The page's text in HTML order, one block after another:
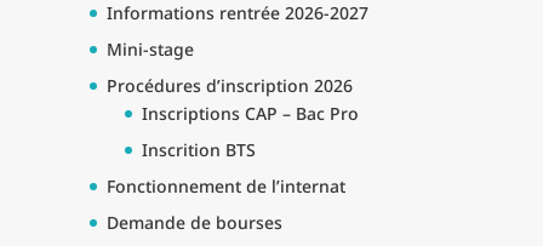
Informations rentrée 2026-2027
Mini-stage
Procédures d’inscription 2026
Inscriptions CAP – Bac Pro
Inscrition BTS
Fonctionnement de l’internat
Demande de bourses